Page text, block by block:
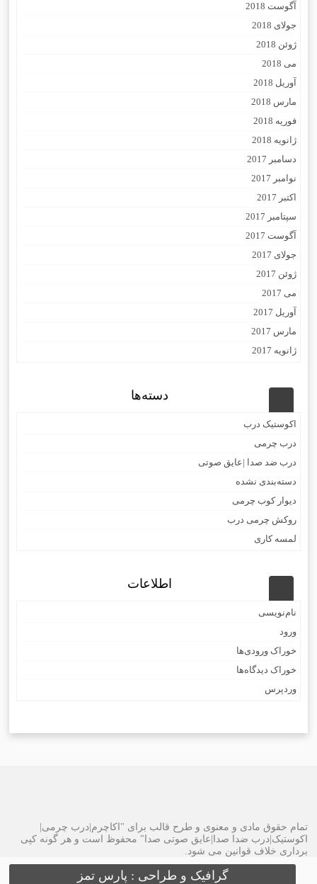
آگوست 2018
جولای 2018
ژوئن 2018
می 2018
آوریل 2018
مارس 2018
فوریه 2018
ژانویه 2018
دسامبر 2017
نوامبر 2017
اکتبر 2017
سپتامبر 2017
آگوست 2017
جولای 2017
ژوئن 2017
می 2017
آوریل 2017
مارس 2017
ژانویه 2017
دسته‌ها
اکوستیک درب
درب چرمی
درب ضد صدا |عایق صوتی
دسته‌بندی نشده
دیوار کوب چرمی
روکش چرمی درب
لمسه کاری
اطلاعات
نام‌نویسی
ورود
خوراک ورودی‌ها
خوراک دیدگاه‌ها
وردپرس
تمام حقوق مادی و معنوی و طرح قالب برای "اکاچرم|درب چرمی|
اکوستیک|درب ضدا صدا|عایق صوتی صدا" محفوظ است و هر گونه کپی
برداری خلاف قوانین می شود.
گرافیک و طراحی : پارس تمز